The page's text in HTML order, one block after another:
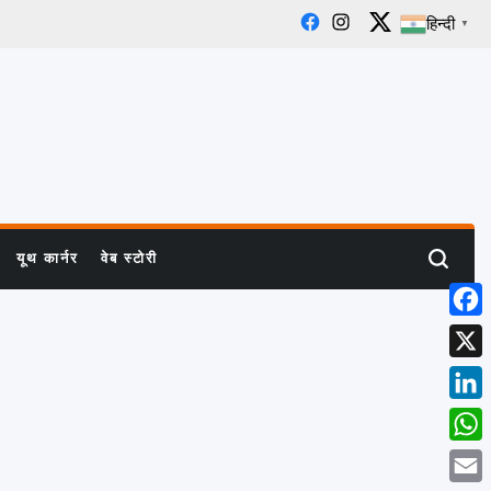
Facebook
Instagram
X हिन्दी ▼
यूथ कार्नर वेब स्टोरी Search
X